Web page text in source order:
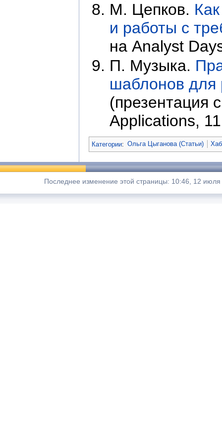
М. Цепков.
и работы с
на Analyst
П. Музыка.
шаблонов для
(презентация
Applications,
Категории: Ольга Цыганова (Статьи)
Последнее изменение этой страницы: 10:46, 12